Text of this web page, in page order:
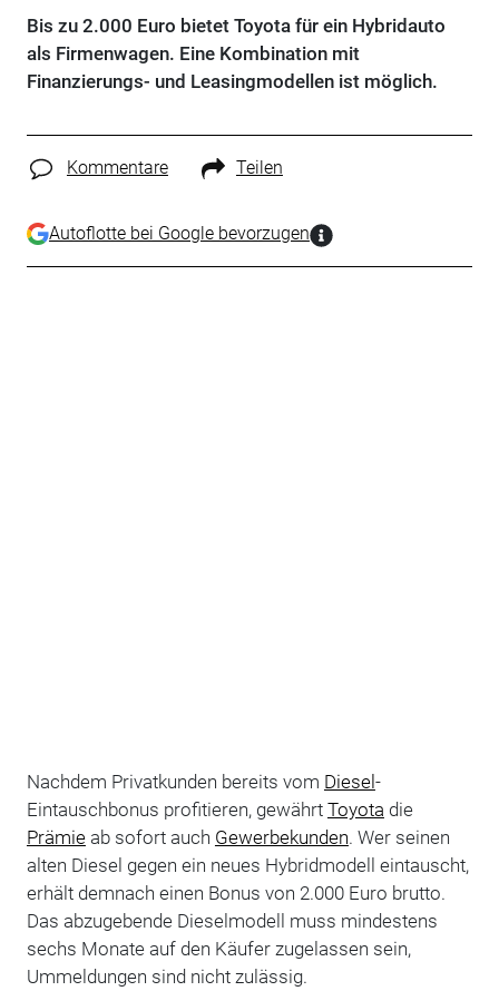
Bis zu 2.000 Euro bietet Toyota für ein Hybridauto
als Firmenwagen. Eine Kombination mit
Finanzierungs- und Leasingmodellen ist möglich.
Kommentare Teilen
Autoflotte bei Google bevorzugen
Nachdem Privatkunden bereits vom Diesel-
Eintauschbonus profitieren, gewährt Toyota die
Prämieab sofort auch Gewerbekunden. Wer seinen
alten Diesel gegen ein neues Hybridmodell eintauscht,
erhält demnach einen Bonus von 2.000 Euro brutto.
Das abzugebende Dieselmodell muss mindestens
sechs Monate auf den Käufer zugelassen sein,
Ummeldungen sind nicht zulässig.